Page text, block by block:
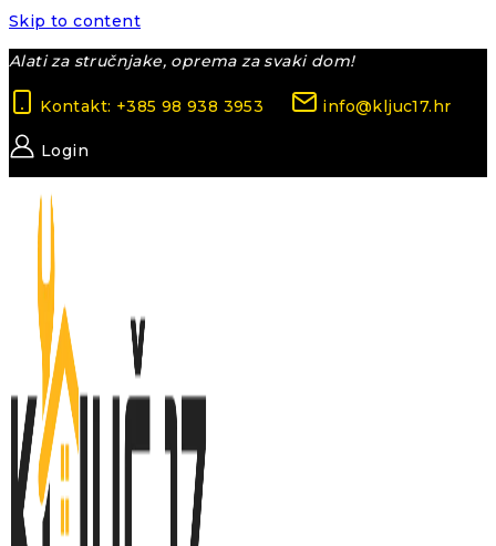
Skip to content
Alati za stručnjake, oprema za svaki dom!
Kontakt: +385 98 938 3953 info@kljuc17.hr
Login